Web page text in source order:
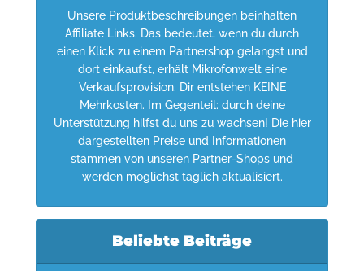
Unsere Produktbeschreibungen beinhalten
Affiliate Links. Das bedeutet, wenn du durch
einen Klick zu einem Partnershop gelangst und
dort einkaufst, erhält Mikrofonwelt eine
Verkaufsprovision. Dir entstehen KEINE
Mehrkosten. Im Gegenteil: durch deine
Unterstützung hilfst du uns zu wachsen! Die hier
dargestellten Preise und Informationen
stammen von unseren Partner-Shops und
werden möglichst täglich aktualisiert.
Beliebte Beiträge